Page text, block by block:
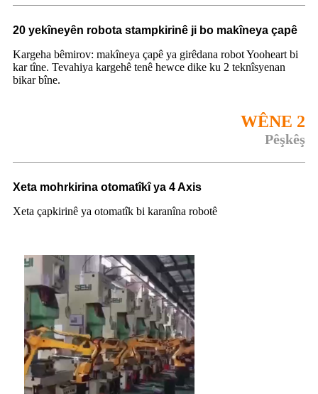
20 yekîneyên robota stampkirinê ji bo makîneya çapê
Kargeha bêmirov: makîneya çapê ya girêdana robot Yooheart bi
kar tîne. Tevahiya kargehê tenê hewce dike ku 2 teknîsyenan
bikar bîne.
WÊNE 2
Pêşkêş
Xeta mohrkirina otomatîkî ya 4 Axis
Xeta çapkirinê ya otomatîk bi karanîna robotê